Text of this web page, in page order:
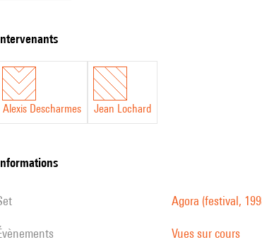
intervenants
Alexis Descharmes Jean Lochard
informations
set Agora (festival,
évènements Vues sur cours